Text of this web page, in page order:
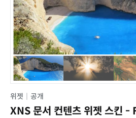
위젯 공개
XNS 문서 컨텐츠 위젯 스킨